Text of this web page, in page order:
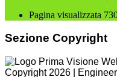
Pagina visualizzata
Sezione Copyright
Copyright 2026 |